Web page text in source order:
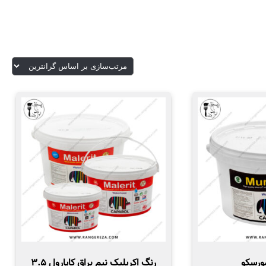
از این رنگ میتوان برای رنگ آمیزی سطوح گچی و
مورد نظر را زیر سازی کنیم و بعد از زیر سازی رنگ آستر
اجرا کنیم.
های اکریلیک مناسب برای رنگ آمیزی نمای داخلی است